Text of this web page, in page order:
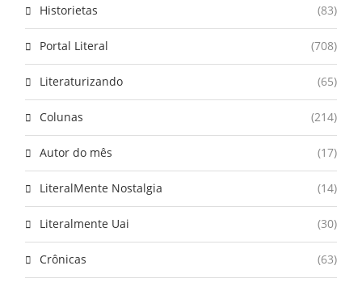
Historietas (83)
Portal Literal (708)
Literaturizando (65)
Colunas (214)
Autor do mês (17)
LiteralMente Nostalgia (14)
Literalmente Uai (30)
Crônicas (63)